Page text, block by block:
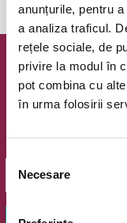
anunțurile, pentru
a analiza traficul.
rețele sociale, de
privire la modul în
pot combina cu
în urma folosirii
Selecția
consimțământului
Necesare
Oferte exclusive
OK